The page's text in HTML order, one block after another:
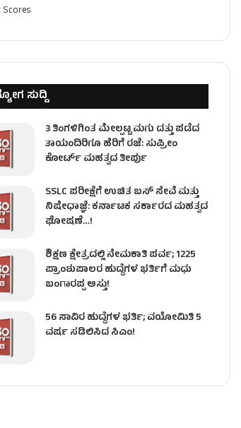
Scores
ಸುದ್ದಿ
3 ತಿಂಗಳಿಗಿಂತ ಮೇಲ್ಪಟ್ಟ ಮಗು ದತ್ತು ಪಡೆದ
ತಾಯಂದಿರಿಗೂ ಹೆರಿಗೆ ರಜೆ: ಸುಪ್ರೀಂ
ಕೋರ್ಟ್ ಮಹತ್ವದ ತೀರ್ಪು
SSLC ಪರೀಕ್ಷೆಗೆ ಉಚಿತ ಬಸ್ ಸೇವೆ ಮತ್ತು
ನಿಷೇಧಾಜ್ಞೆ: ಕರ್ನಾಟಕ ಸರ್ಕಾರದ ಮಹತ್ವದ
ಘೋಷಣೆ…!
ಶಿಕ್ಷಣ ಕ್ಷೇತ್ರದಲ್ಲಿ ನೇಮಕಾತಿ ಪರ್ವ; 1225
ಪ್ರಾಂಶುಪಾಲರ ಹುದ್ದೆಗಳ ಭರ್ತಿಗೆ ಮಧು
ಬಂಗಾರಪ್ಪ ಅಸ್ತು!
56 ಸಾವಿರ ಹುದ್ದೆಗಳ ಭರ್ತಿ; ವಯೋಮಿತಿ 5
ವರ್ಷ ಸಡಿಲಿಸಿದ ಸಿಎಂ!